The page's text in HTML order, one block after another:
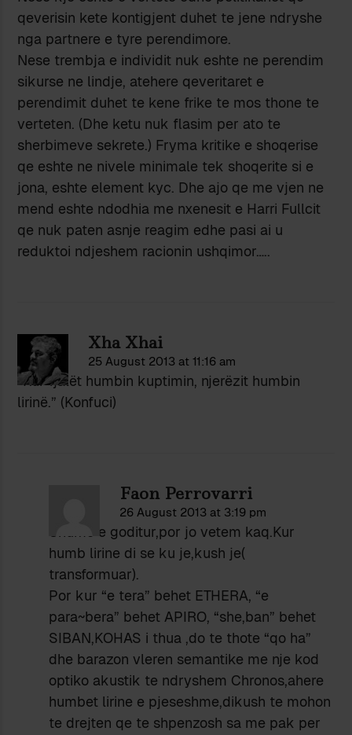
qeverisin kete kontigjent duhet te jene ndryshe
nga partnere e tyre perendimore.
Nese trembja e individit nuk eshte ne perendim
sikurse ne lindje, atehere qeveritaret e
perendimit duhet te kene frike te mos thone te
verteten. (Dhe ketu nuk flasim per ato te
sherbimeve sekrete.) Fryma kritike e shoqerise
qe eshte ne nivele minimale tek shoqerite si e
jona, eshte element kyc. Dhe ajo qe me vjen ne
mend eshte ndodhia me nxenesit e Harri Fullcit
qe nuk paten asnje reagim edhe pasi ai u
reduktoi ndjeshem racionin ushqimor…..
Xha Xhai
25 August 2013 at 11:16 am
“Kur fjalët humbin kuptimin, njerëzit humbin
lirinë.” (Konfuci)
Faon Perrovarri
26 August 2013 at 3:19 pm
Shume e goditur,por jo vetem kaq.Kur
humb lirine di se ku je,kush je(
transformuar).
Por kur “e tera” behet ETHERA, “e
para~bera” behet APIRO, “she,ban” behet
SIBAN,KOHAS i thua ,do te thote “qo ha”
dhe barazon vleren semantike me nje kod
optiko akustik te ndryshem Chronos,ahere
humbet lirine e pjeseshme,dikush te mohon
te drejten qe te shpenzosh sa me pak per